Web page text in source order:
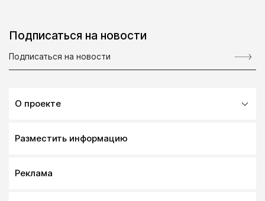
Подписаться на новости
О проекте
Разместить информацию
Реклама